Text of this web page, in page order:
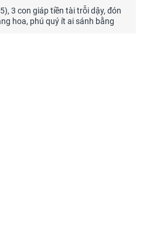
3 con giáp tiền tài trỗi dậy, đón
hoa, phú quý ít ai sánh bằng